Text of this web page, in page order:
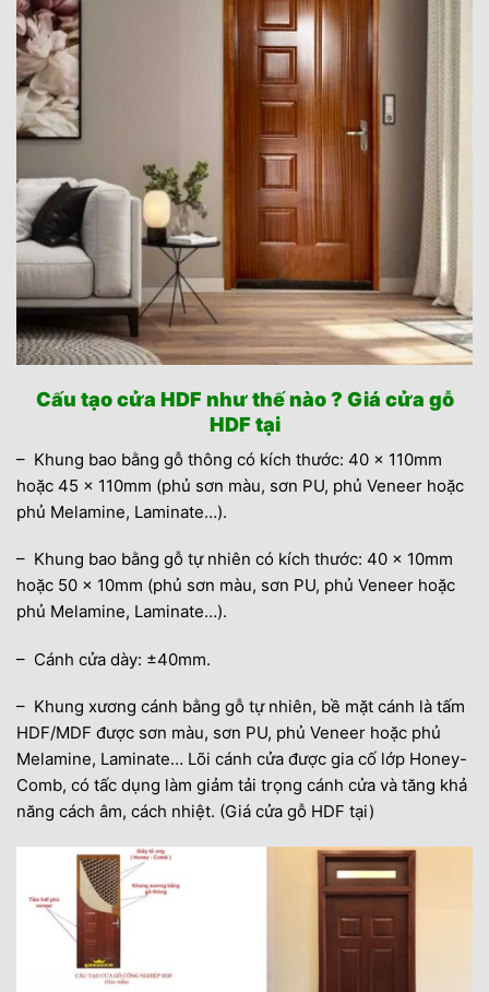
Cấu tạo cửa HDF như thế nào ? Giá cửa gỗ
HDF tại
– Khung bao bằng gỗ thông có kích thước: 40 x 110mm
hoặc 45 x 110mm (phủ sơn màu, sơn PU, phủ Veneer hoặc
phủ Melamine, Laminate…).
– Khung bao bằng gỗ tự nhiên có kích thước: 40 x 10mm
hoặc 50 x 10mm (phủ sơn màu, sơn PU, phủ Veneer hoặc
phủ Melamine, Laminate…).
– Cánh cửa dày: ±40mm.
– Khung xương cánh bằng gỗ tự nhiên, bề mặt cánh là tấm
HDF/MDF được sơn màu, sơn PU, phủ Veneer hoặc phủ
Melamine, Laminate… Lõi cánh cửa được gia cố lớp Honey-
Comb, có tấc dụng làm giảm tải trọng cánh cửa và tăng khả
năng cách âm, cách nhiệt. (Giá cửa gỗ HDF tại)